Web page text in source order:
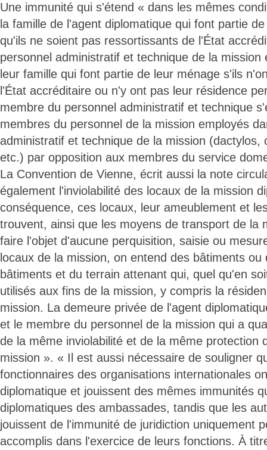
Une immunité qui s'étend « dans les mêmes
la famille de l'agent diplomatique qui font partie
qu'ils ne soient pas ressortissants de l'État
personnel administratif et technique de la mission
leur famille qui font partie de leur ménage s'ils
l'État accréditaire ou n'y ont pas leur résidence
membre du personnel administratif et technique
membres du personnel de la mission employés
administratif et technique de la mission (dactylos,
etc.) par opposition aux membres du service
La Convention de Vienne, écrit aussi la note
également l'inviolabilité des locaux de la mission
conséquence, ces locaux, leur ameublement et
trouvent, ainsi que les moyens de transport de la
faire l'objet d'aucune perquisition, saisie ou
locaux de la mission, on entend des bâtiments ou
bâtiments et du terrain attenant qui, quel qu'en
utilisés aux fins de la mission, y compris la
mission. La demeure privée de l'agent
et le membre du personnel de la mission qui a
de la même inviolabilité et de la même protection
mission ». « Il est aussi nécessaire de souligner
fonctionnaires des organisations internationales
diplomatique et jouissent des mêmes immunités
diplomatiques des ambassades, tandis que les
jouissent de l'immunité de juridiction uniquement
accomplis dans l'exercice de leurs fonctions. À